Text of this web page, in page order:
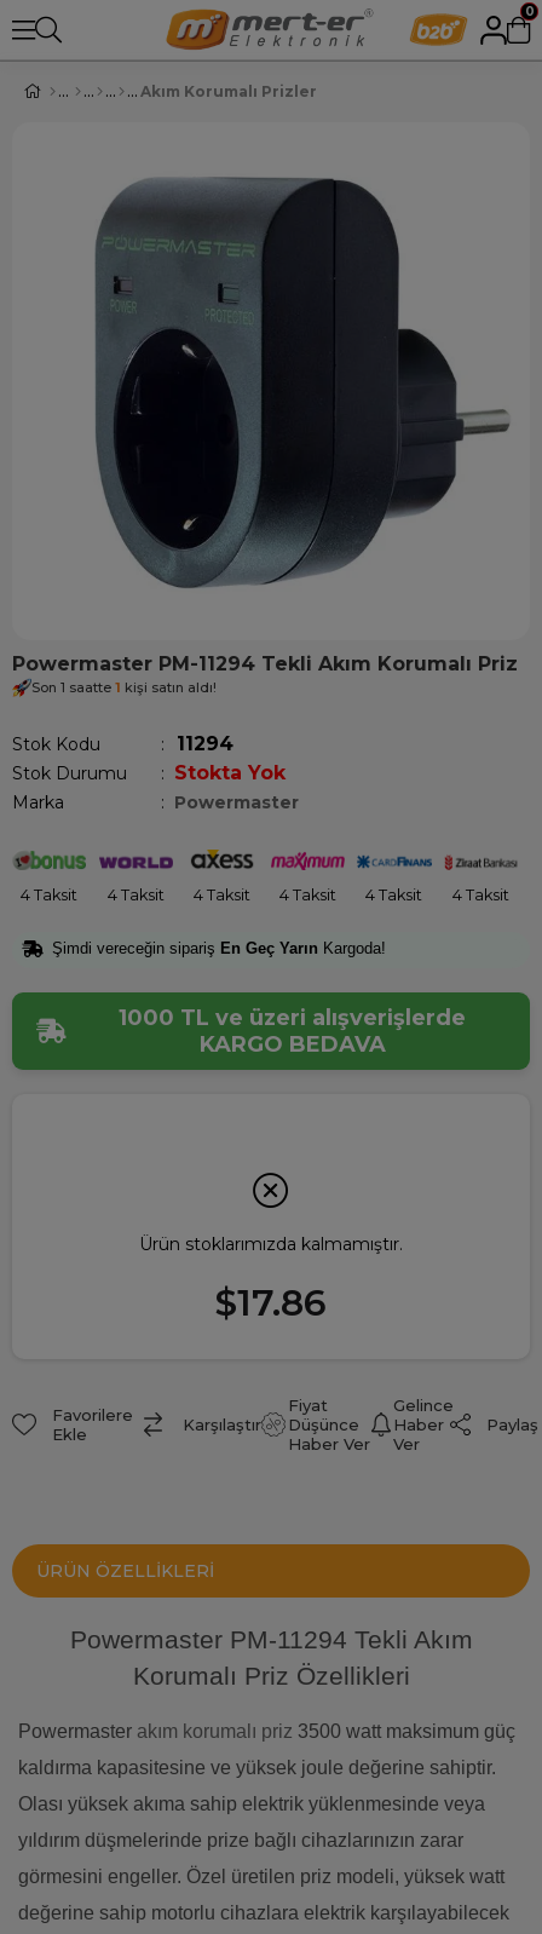
0
Akım Korumalı Prizler
Powermaster PM-11294 Tekli Akım Korumalı Priz
Son 1 saatte 1 kişi satın aldı!
Stok Kodu 11294
Stok Durumu : Stokta Yok
Marka : Powermaster
4 Taksit 4 Taksit 4 Taksit 4 Taksit 4 Taksit 4 Taksit
Şimdi vereceğin sipariş En Geç Yarın Kargoda!
1000 TL ve üzeri alışverişlerde
KARGO BEDAVA
Ürün stoklarımızda kalmamıştır.
$17.86
Favorilere
Ekle
Karşılaştır
Fiyat
Düşünce
Haber Ver
Gelince
Haber
Ver
Paylaş
ÜRÜN ÖZELLIKLERI
Powermaster PM-11294 Tekli Akım
Korumalı Priz Özellikleri
Powermaster akım korumalı priz 3500 watt maksimum güç
kaldırma kapasitesine ve yüksek joule değerine sahiptir.
Olası yüksek akıma sahip elektrik yüklenmesinde veya
yıldırım düşmelerinde prize bağlı cihazlarınızın zarar
görmesini engeller. Özel üretilen priz modeli, yüksek watt
değerine sahip motorlu cihazlara elektrik karşılayabilecek